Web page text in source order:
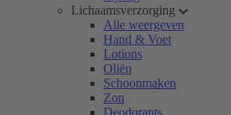
Lichaamsverzorging
Alle weergeven
Hand & Voet
Lotions
Oliën
Schoonmaken
Zon
Deodorants